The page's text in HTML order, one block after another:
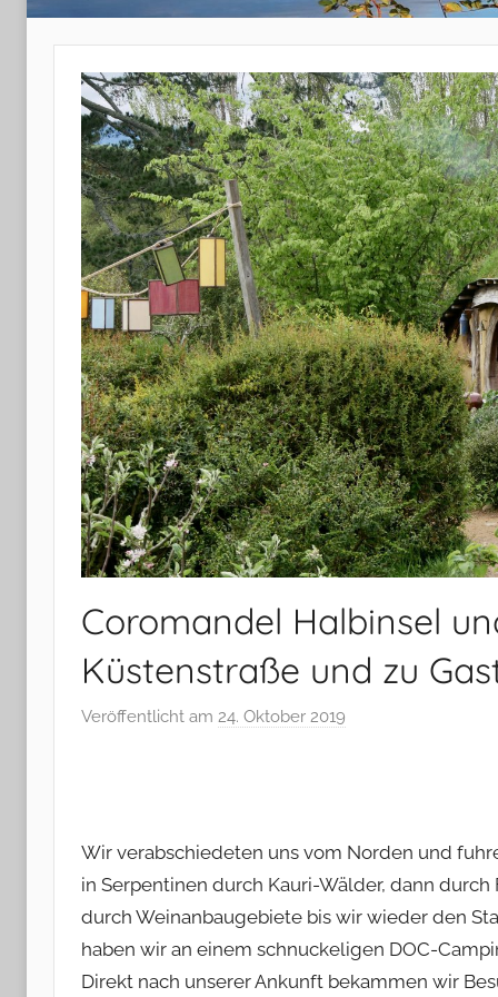
Coromandel Halbinsel
Küstenstraße und zu
Veröffentlicht am 24. Oktober 2019
c
h
a
e
l
Wir verabschiedeten uns vom Norden und
in Serpentinen durch Kauri-Wälder, dann
durch Weinanbaugebiete bis wir wieder den
haben wir an einem schnuckeligen DOC-
Direkt nach unserer Ankunft bekammen wir